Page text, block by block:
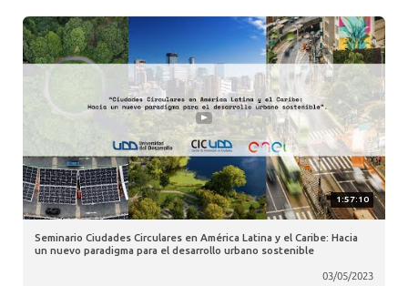
1:57:10
Seminario Ciudades Circulares en América Latina y el Caribe: Hacia
un nuevo paradigma para el desarrollo urbano sostenible
03/05/2023